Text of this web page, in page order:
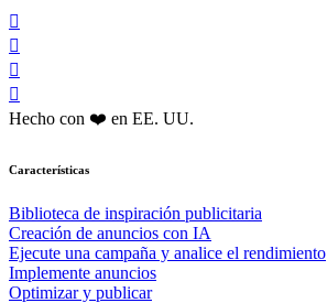




Hecho con ❤️ en EE. UU.
Características
Biblioteca de inspiración publicitaria
Creación de anuncios con IA
Ejecute una campaña y analice el rendimiento
Implemente anuncios
Optimizar y publicar